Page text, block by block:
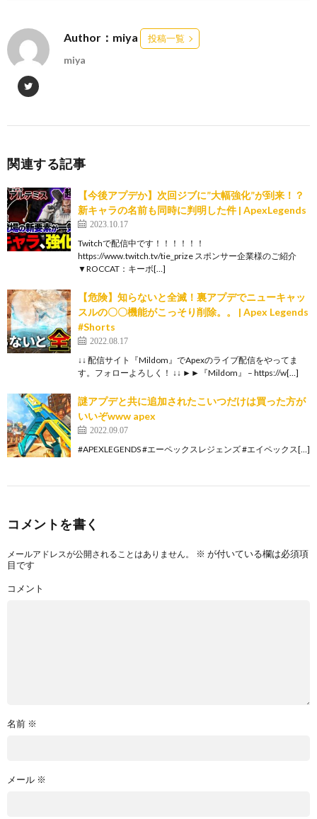
Author：miya 投稿一覧
miya
関連する記事
【今後アプデか】次回ジブに”大幅強化”が到来！？
新キャラの名前も同時に判明した件 | ApexLegends
2023.10.17
Twitchで配信中です！！！！！！
https://www.twitch.tv/tie_prize スポンサー企業様のご紹介
▼ROCCAT：キーボ[…]
【危険】知らないと全滅！裏アプデでニューキャッ
スルの〇〇機能がこっそり削除。。 | Apex Legends
#Shorts
2022.08.17
↓↓ 配信サイト『Mildom』でApexのライブ配信をやってま
す。フォローよろしく！ ↓↓ ►►『Mildom』 – https://w[…]
謎アプデと共に追加されたこいつだけは買った方が
いいぞwww apex
2022.09.07
#APEXLEGENDS #エーペックスレジェンズ #エイペックス[…]
コメントを書く
メールアドレスが公開されることはありません。 ※ が付いている欄は必須項
目です
コメント
名前 ※
メール ※